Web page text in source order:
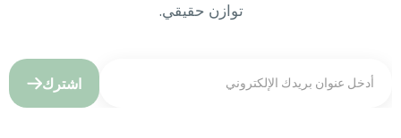
توازن حقيقي.
اشترك